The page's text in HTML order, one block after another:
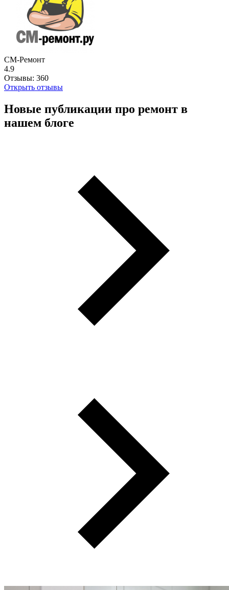
СМ-Ремонт
4.9
Отзывы: 360
Открыть отзывы
Новые публикации про ремонт в
нашем блоге